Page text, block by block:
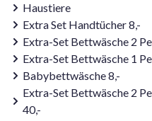
Haustiere
Extra Set Handtücher 8,-
Extra-Set Bettwäsche 2
Extra-Set Bettwäsche 1
Babybettwäsche 8,-
Extra-Set Bettwäsche 2
40,-